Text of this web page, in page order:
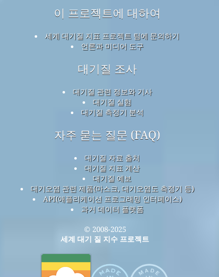
이 프로젝트에 대하여
세계 대기질 지표 프로젝트 팀에 문의하기
언론과 미디어 도구
대기질 조사
대기질 관련 정보와 기사
대기질 실험
대기질 측정기 분석
자주 묻는 질문 (FAQ)
대기질 자료 출처
대기질 지표 계산
대기질 예보
대기오염 관련 제품(마스크, 대기오염도 측정기 등)
API(애플리케이션 프로그래밍 인터페이스)
과거 데이터 플랫폼
© 2008-2025
세계 대기 질 지수 프로젝트